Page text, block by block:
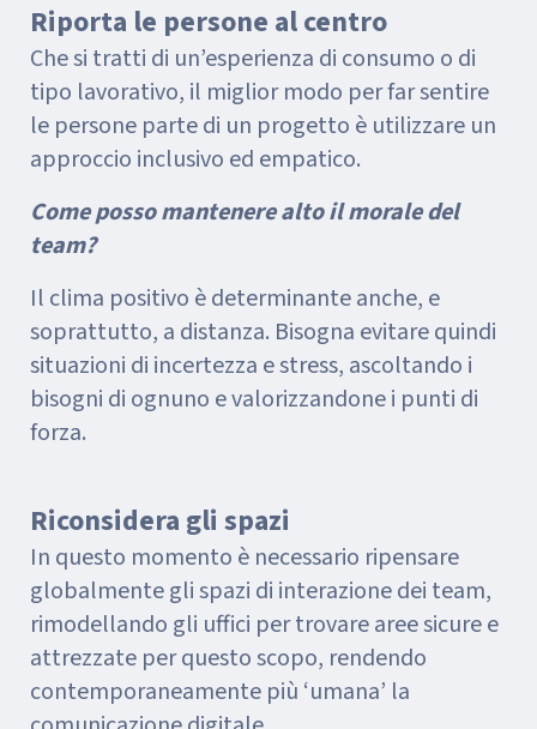
Riporta le persone al centro
Che si tratti di un’esperienza di consumo o di
tipo lavorativo, il miglior modo per far sentire
le persone parte di un progetto è utilizzare un
approccio inclusivo ed empatico.
Come posso mantenere alto il morale del
team?
Il clima positivo è determinante anche, e
soprattutto, a distanza. Bisogna evitare quindi
situazioni di incertezza e stress, ascoltando i
bisogni di ognuno e valorizzandone i punti di
forza.
Riconsidera gli spazi
In questo momento è necessario ripensare
globalmente gli spazi di interazione dei team,
rimodellando gli uffici per trovare aree sicure e
attrezzate per questo scopo, rendendo
contemporaneamente più ‘umana’ la